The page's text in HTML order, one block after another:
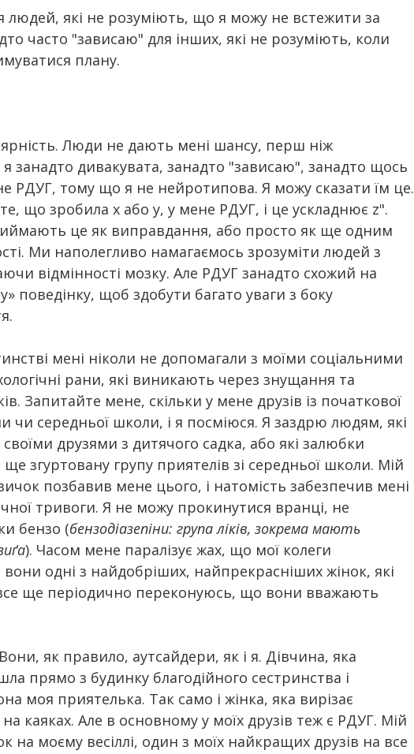
людей, які не розуміють, що я можу не встежити за
часто "зависаю" для інших, які не розуміють, коли
плану.
Люди не дають мені шансу, перш ніж
занадто дивакувата, занадто "зависаю", занадто щось
РДУГ, тому що я не нейротипова. Я можу сказати їм це.
що зробила x або y, у мене РДУГ, і це ускладнює z".
це як виправдання, або просто як ще одним
Ми наполегливо намагаємось зрозуміти людей з
відмінності мозку. Але РДУГ занадто схожий на
поведінку, щоб здобути багато уваги з боку
мені ніколи не допомагали з моїми соціальними
рани, які виникають через знущання та
Запитайте мене, скільки у мене друзів із початкової
чи середньої школи, і я посміюся. Я заздрю людям, які
друзями з дитячого садка, або які залюбки
згуртовану групу приятелів зі середньої школи. Мій
позбавив мене цього, і натомість забезпечив мені
тривоги. Я не можу прокинутися вранці, не
бензо (бензодіазепіни: група ліків, зокрема мають
). Часом мене паралізує жах, що мої колеги
одні з найдобріших, найпрекрасніших жінок, які
ще періодично переконуюсь, що вони вважають
як правило, аутсайдери, як і я. Дівчина, яка
прямо з будинку благодійного сестринства і
моя приятелька. Так само і жінка, яка вирізає
каяках. Але в основному у моїх друзів теж є РДУГ. Мій
на моєму весіллі, один з моїх найкращих друзів на все